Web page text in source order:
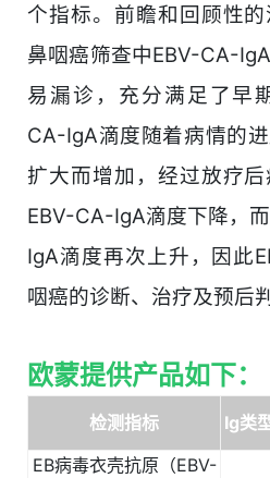
个指标。前瞻和回顾性的
鼻咽癌筛查中EBV-CA-
易漏诊，充分满足了早
CA-IgA滴度随着病情的
扩大而增加，经过放疗
EBV-CA-IgA滴度下降，
IgA滴度再次上升，因此
咽癌的诊断、治疗及预后
欧蒙提供产品如下：
检测指标 Ig类
EB病毒衣壳抗原（EBV-